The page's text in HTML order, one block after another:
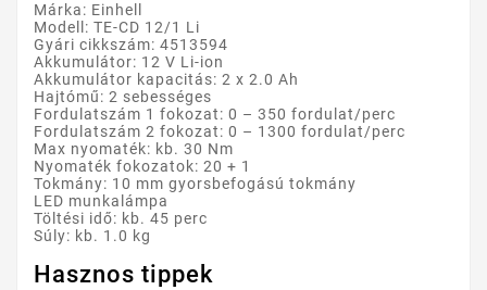
Márka: Einhell
Modell: TE-CD 12/1 Li
Gyári cikkszám: 4513594
Akkumulátor: 12 V Li-ion
Akkumulátor kapacitás: 2 x 2.0 Ah
Hajtómű: 2 sebességes
Fordulatszám 1 fokozat: 0 – 350 fordulat/perc
Fordulatszám 2 fokozat: 0 – 1300 fordulat/perc
Max nyomaték: kb. 30 Nm
Nyomaték fokozatok: 20 + 1
Tokmány: 10 mm gyorsbefogású tokmány
LED munkalámpa
Töltési idő: kb. 45 perc
Súly: kb. 1.0 kg
Hasznos tippek